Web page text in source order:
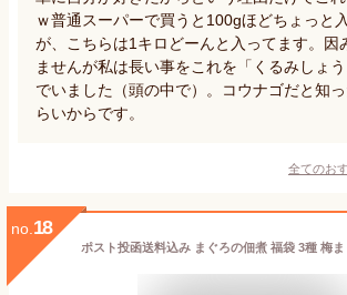
ｗ普通スーパーで買うと100gほどちょっと
が、こちらは1キロどーんと入ってます。因
ませんが私は長い事をこれを「くるみしょ
でいました（頭の中で）。コウナゴだと知
らいからです。
全てのお
no. 18